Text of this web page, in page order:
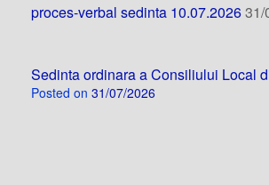
proces-verbal sedinta 10.07.202631/
Sedinta ordinara a Consiliului Local
Posted on 31/07/2026